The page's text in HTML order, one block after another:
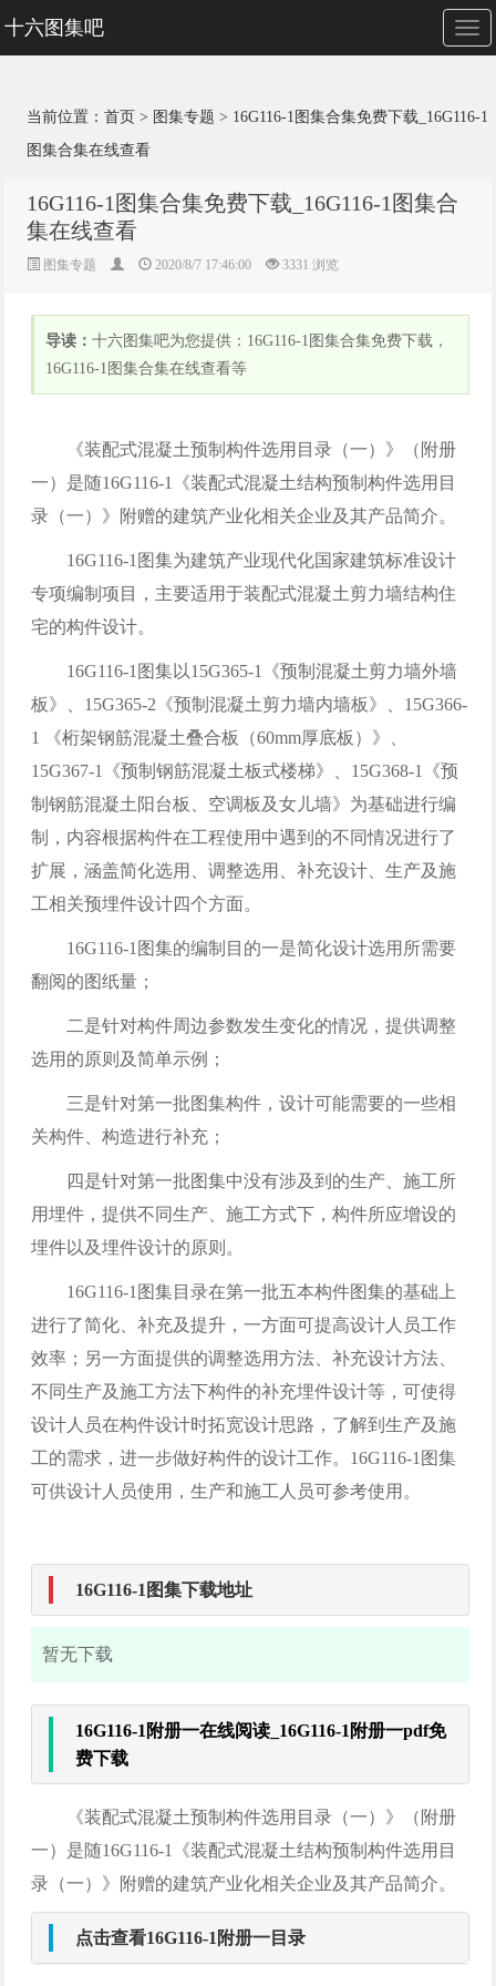
切
换
十六图集吧
当前位置：首页 > 图集专题 > 16G116-1图集合集免费下载_16G116-1
图集合集在线查看
16G116-1图集合集免费下载_16G116-1图集合
集在线查看
图集专题 2020/8/7 17:46:00 3331 浏览
导读：十六图集吧为您提供：16G116-1图集合集免费下载，
16G116-1图集合集在线查看等
《装配式混凝土预制构件选用目录（一）》（附册
一）是随16G116-1《装配式混凝土结构预制构件选用目
录（一）》附赠的建筑产业化相关企业及其产品简介。
16G116-1图集为建筑产业现代化国家建筑标准设计
专项编制项目，主要适用于装配式混凝土剪力墙结构住
宅的构件设计。
16G116-1图集以15G365-1《预制混凝土剪力墙外墙
板》、15G365-2《预制混凝土剪力墙内墙板》、15G366-
1 《桁架钢筋混凝土叠合板（60mm厚底板）》、
15G367-1《预制钢筋混凝土板式楼梯》、15G368-1《预
制钢筋混凝土阳台板、空调板及女儿墙》为基础进行编
制，内容根据构件在工程使用中遇到的不同情况进行了
扩展，涵盖简化选用、调整选用、补充设计、生产及施
工相关预埋件设计四个方面。
16G116-1图集的编制目的一是简化设计选用所需要
翻阅的图纸量；
二是针对构件周边参数发生变化的情况，提供调整
选用的原则及简单示例；
三是针对第一批图集构件，设计可能需要的一些相
关构件、构造进行补充；
四是针对第一批图集中没有涉及到的生产、施工所
用埋件，提供不同生产、施工方式下，构件所应增设的
埋件以及埋件设计的原则。
16G116-1图集目录在第一批五本构件图集的基础上
进行了简化、补充及提升，一方面可提高设计人员工作
效率；另一方面提供的调整选用方法、补充设计方法、
不同生产及施工方法下构件的补充埋件设计等，可使得
设计人员在构件设计时拓宽设计思路，了解到生产及施
工的需求，进一步做好构件的设计工作。16G116-1图集
可供设计人员使用，生产和施工人员可参考使用。
16G116-1图集下载地址
暂无下载
16G116-1附册一在线阅读_16G116-1附册一pdf免
费下载
《装配式混凝土预制构件选用目录（一）》（附册
一）是随16G116-1《装配式混凝土结构预制构件选用目
录（一）》附赠的建筑产业化相关企业及其产品简介。
点击查看16G116-1附册一目录